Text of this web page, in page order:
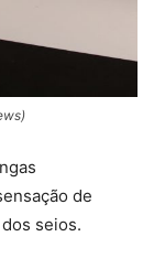
de
seios.